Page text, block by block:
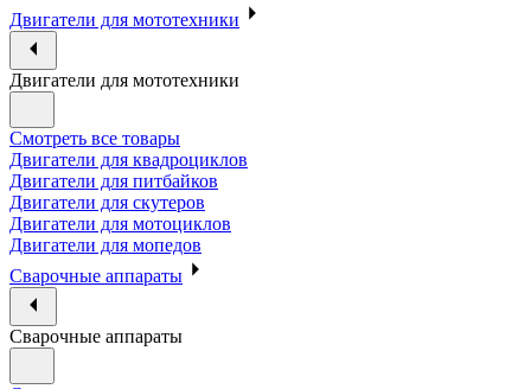
Двигатели для мототехники
Двигатели для мототехники
Смотреть все товары
Двигатели для квадроциклов
Двигатели для питбайков
Двигатели для скутеров
Двигатели для мотоциклов
Двигатели для мопедов
Сварочные аппараты
Сварочные аппараты